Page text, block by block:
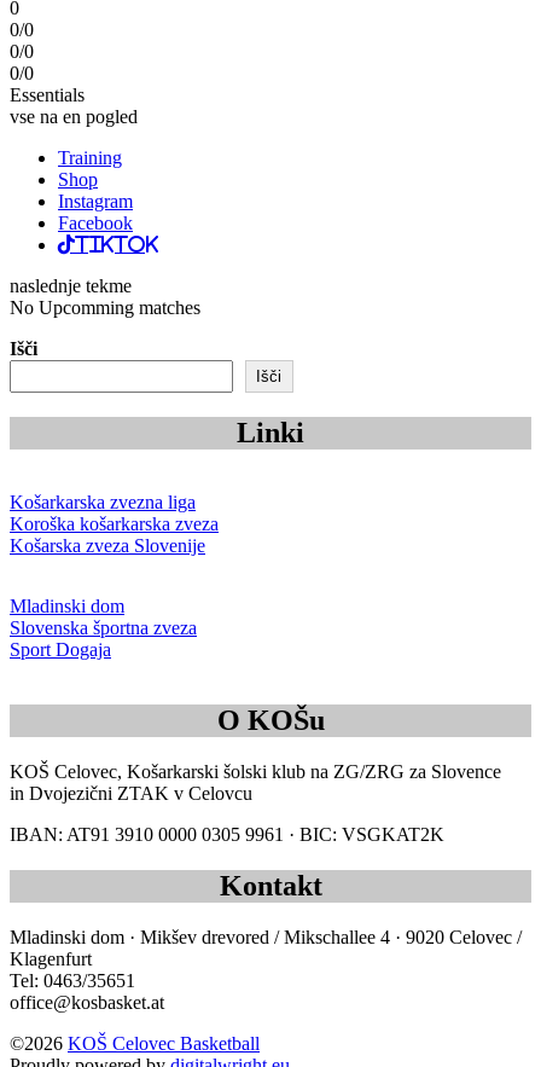
0
0/0
0/0
0/0
Essentials
vse na en pogled
Training
Shop
Instagram
Facebook
TikTok
naslednje tekme
No Upcomming matches
Išči
Išči
Linki
Košarkarska zvezna liga
Koroška košarkarska zveza
Košarska zveza Slovenije
Mladinski dom
Slovenska športna zveza
Sport Dogaja
O KOŠu
KOŠ Celovec, Košarkarski šolski klub na ZG/ZRG za Slovence
in Dvojezični ZTAK v Celovcu
IBAN: AT91 3910 0000 0305 9961 · BIC: VSGKAT2K
Kontakt
Mladinski dom · Mikšev drevored / Mikschallee 4 · 9020 Celovec /
Klagenfurt
Tel: 0463/35651
office@kosbasket.at
©2026 KOŠ Celovec Basketball